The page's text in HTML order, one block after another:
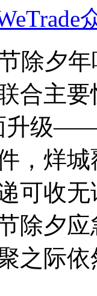
除夕
合主
升级
，烊
可收
除夕
之际